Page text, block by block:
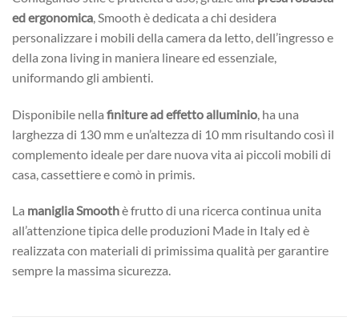
ed ergonomica, Smooth è dedicata a chi desidera
personalizzare i mobili della camera da letto, dell’ingresso e
della zona living in maniera lineare ed essenziale,
uniformando gli ambienti.
Disponibile nella finiture ad effetto alluminio , ha una
larghezza di 130 mm e un’altezza di 10 mm risultando così il
complemento ideale per dare nuova vita ai piccoli mobili di
casa, cassettiere e comò in primis.
La maniglia Smoothè frutto di una ricerca continua unita
all’attenzione tipica delle produzioni Made in Italy ed è
realizzata con materiali di primissima qualità per garantire
sempre la massima sicurezza.